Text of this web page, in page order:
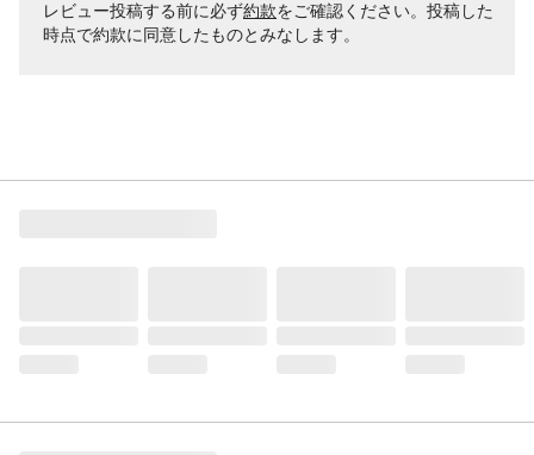
レビュー投稿する前に必ず約款をご確認ください。投稿した
時点で約款に同意したものとみなします。